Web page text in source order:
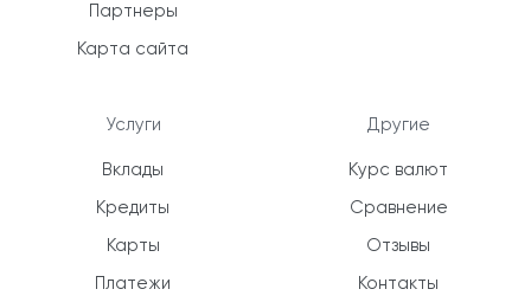
Партнеры
Карта сайта
Услуги
Вклады
Кредиты
Карты
Платежи
Другие
Курс валют
Сравнение
Отзывы
Контакты